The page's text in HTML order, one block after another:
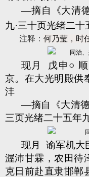
—摘自《大清
九·三十页光绪二十
注释： 何乃莹， 时
现月 戊申○ 顺
京。在大光明殿供
沣
—摘自《大清
三页光绪二十五年
现月 谕军机大
渥沛甘霖，农田待
克日前赴直隶邯郸